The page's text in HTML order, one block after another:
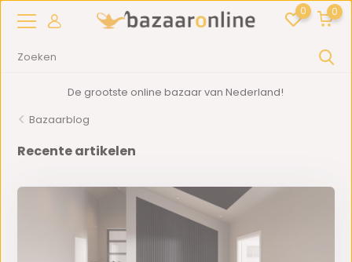
0 0
De grootste online bazaar van Nederland!
Bazaarblog
Recente artikelen